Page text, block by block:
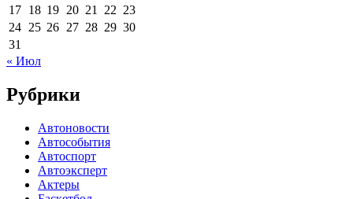
17 18 19 20 21 22 23
24 25 26 27 28 29 30
31
« Июл
Рубрики
Автоновости
Автособытия
Автоспорт
Автоэксперт
Актеры